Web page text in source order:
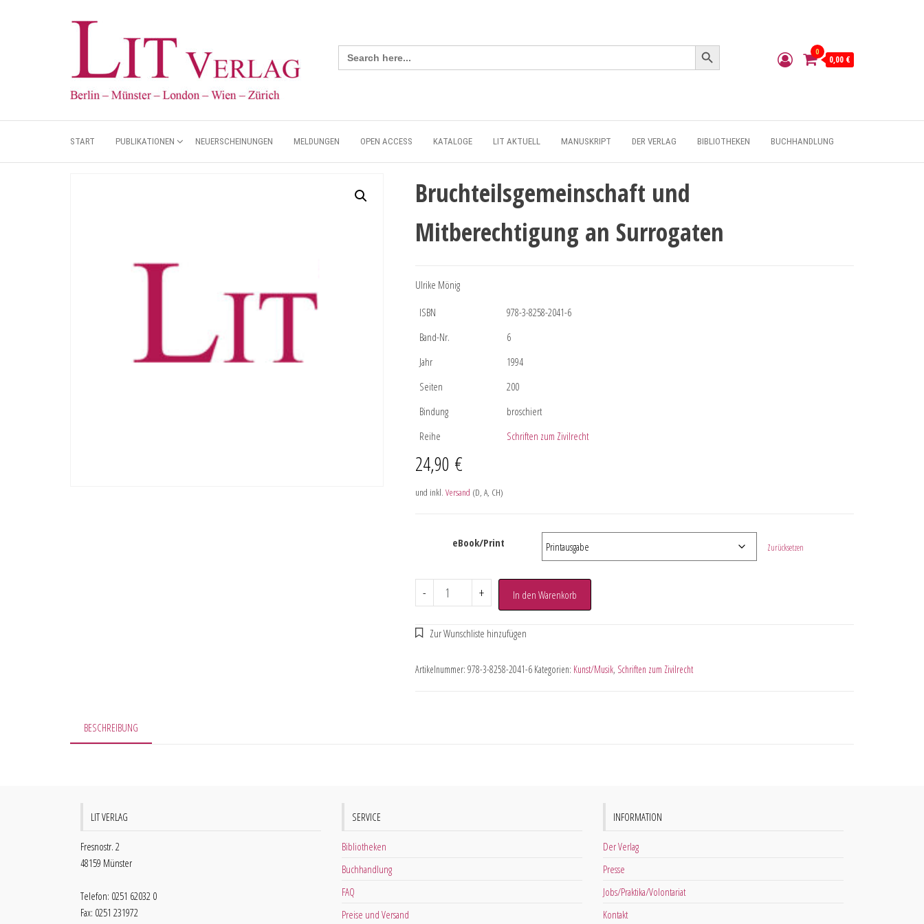
Search
for:
Search Button
0
0,00 €
START PUBLIKATIONEN NEUERSCHEINUNGEN MELDUNGEN OPEN ACCESS KATALOGE LIT AKTUELL MANUSKRIPT DER VERLAG BIBLIOTHEKEN BUCHHANDLUNG
Bruchteilsgemeinschaft und
Mitberechtigung an Surrogaten
Ulrike Mönig
ISBN
978-3-8258-2041-6
Band-Nr.
6
Jahr
1994
Seiten
200
Bindung
broschiert
Reihe
Schriften zum Zivilrecht
24,90 €
und inkl. Versand (D, A, CH)
eBook/Print Zurücksetzen
- + In den Warenkorb
Artikelnummer: 978-3-8258-2041-6 Kategorien: Kunst/Musik, Schriften zum Zivilrecht
BESCHREIBUNG
LIT VERLAG
Fresnostr. 2
48159 Münster
Telefon: 0251 62032 0
Fax: 0251 231972
SERVICE
Bibliotheken
Buchhandlung
FAQ
Preise und Versand
INFORMATION
Der Verlag
Presse
Jobs/Praktika/Volontariat
Kontakt